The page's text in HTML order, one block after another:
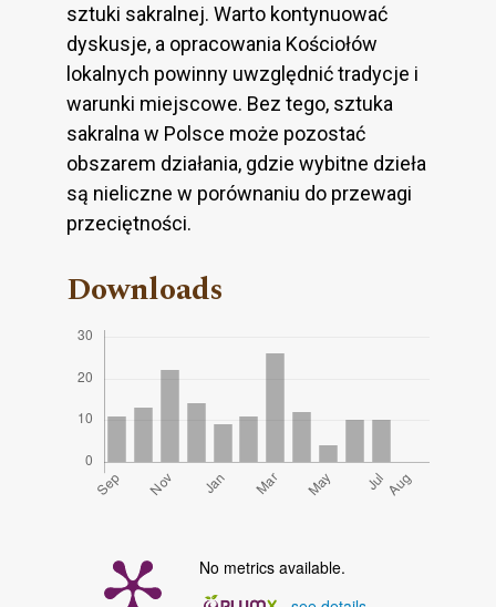
sztuki sakralnej. Warto kontynuować
dyskusje, a opracowania Kościołów
lokalnych powinny uwzględnić tradycje i
warunki miejscowe. Bez tego, sztuka
sakralna w Polsce może pozostać
obszarem działania, gdzie wybitne dzieła
są nieliczne w porównaniu do przewagi
przeciętności.
Downloads
No metrics available.